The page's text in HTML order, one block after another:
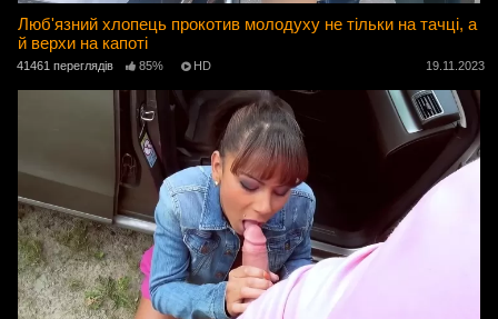
Люб'язний хлопець прокотив молодуху не тільки на тачці, а
й верхи на капоті
41461 переглядів 85% HD 19.11.2023